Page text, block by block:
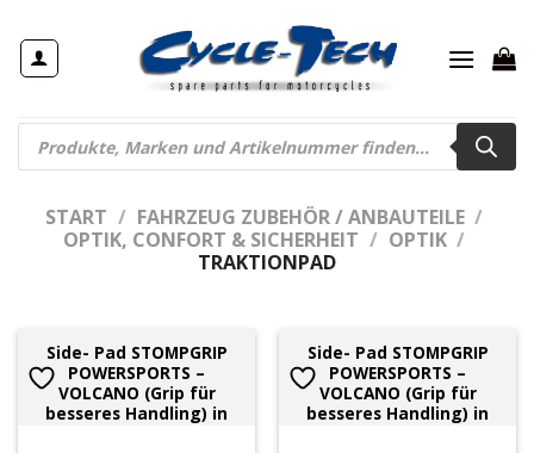
Inhalt
springen
Products
search
START / FAHRZEUG ZUBEHÖR / ANBAUTEILE /
OPTIK, CONFORT & SICHERHEIT / OPTIK /
TRAKTIONPAD
Side- Pad STOMPGRIP
POWERSPORTS –
VOLCANO (Grip für
besseres Handling) in
Side- Pad STOMPGRIP
POWERSPORTS –
VOLCANO (Grip für
besseres Handling) in